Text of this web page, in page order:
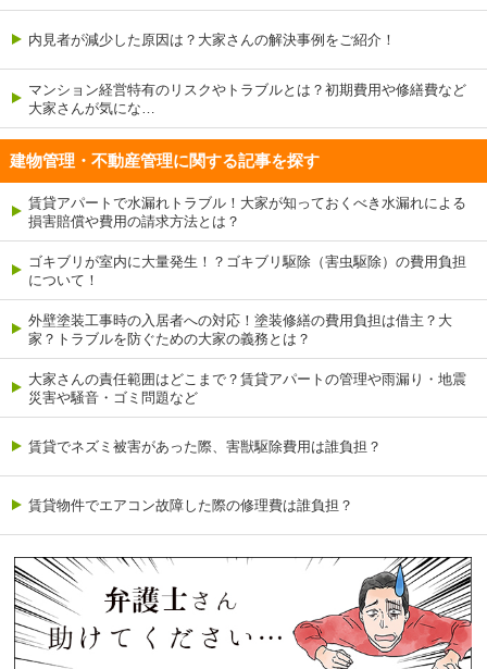
内見者が減少した原因は？大家さんの解決事例をご紹介！
マンション経営特有のリスクやトラブルとは？初期費用や修繕費など
大家さんが気にな…
建物管理・不動産管理に関する記事を探す
賃貸アパートで水漏れトラブル！大家が知っておくべき水漏れによる
損害賠償や費用の請求方法とは？
ゴキブリが室内に大量発生！？ゴキブリ駆除（害虫駆除）の費用負担
について！
外壁塗装工事時の入居者への対応！塗装修繕の費用負担は借主？大
家？トラブルを防ぐための大家の義務とは？
大家さんの責任範囲はどこまで？賃貸アパートの管理や雨漏り・地震
災害や騒音・ゴミ問題など
賃貸でネズミ被害があった際、害獣駆除費用は誰負担？
賃貸物件でエアコン故障した際の修理費は誰負担？